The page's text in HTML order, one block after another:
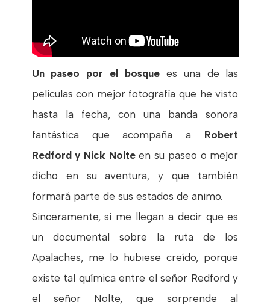
Un paseo por el bosque es una de las
películas con mejor fotografía que he visto
hasta la fecha, con una banda sonora
fantástica que acompaña a Robert
Redford y Nick Nolteen su paseo o mejor
dicho en su aventura, y que también
formará parte de sus estados de animo.
Sinceramente, si me llegan a decir que es
un documental sobre la ruta de los
Apalaches, me lo hubiese creído, porque
existe tal química entre el señor Redford y
el señor Nolte, que sorprende al